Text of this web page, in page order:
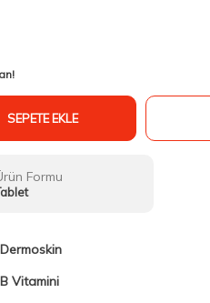
SEPETE EKLE
Formu
Dermoskin
B Vitamini